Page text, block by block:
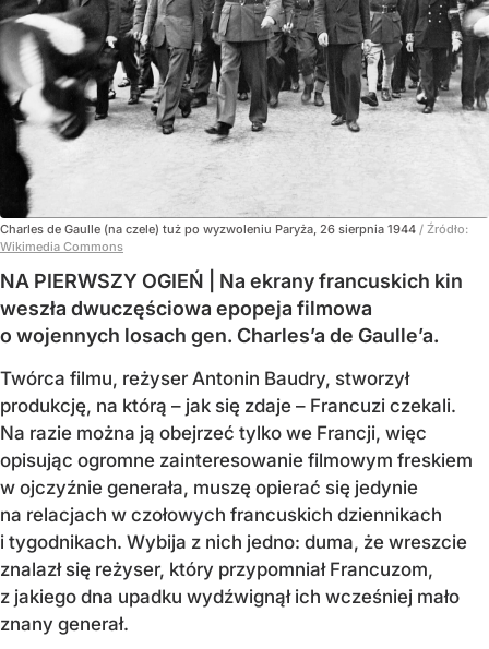
Charles de Gaulle (na czele) tuż po wyzwoleniu Paryża, 26 sierpnia 1944 / Źródło:
Wikimedia Commons
NA PIERWSZY OGIEŃ | Na ekrany francuskich kin
weszła dwuczęściowa epopeja filmowa
o wojennych losach gen. Charles’a de Gaulle’a.
Twórca filmu, reżyser Antonin Baudry, stworzył
produkcję, na którą – jak się zdaje – Francuzi czekali.
Na razie można ją obejrzeć tylko we Francji, więc
opisując ogromne zainteresowanie filmowym freskiem
w ojczyźnie generała, muszę opierać się jedynie
na relacjach w czołowych francuskich dziennikach
i tygodnikach. Wybija z nich jedno: duma, że wreszcie
znalazł się reżyser, który przypomniał Francuzom,
z jakiego dna upadku wydźwignął ich wcześniej mało
znany generał.